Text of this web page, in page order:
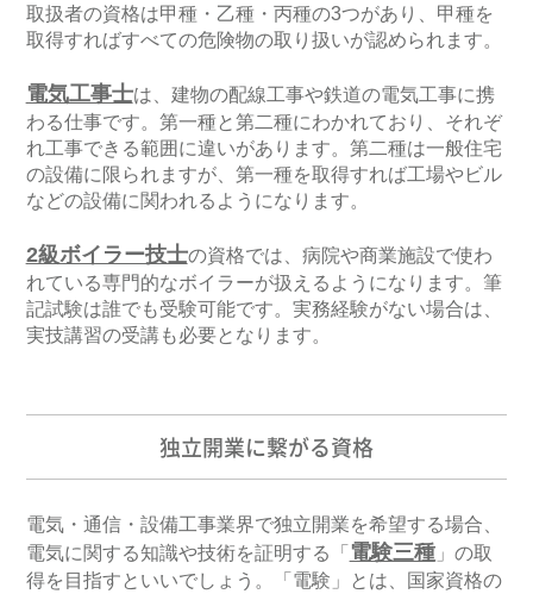
取扱者の資格は甲種・乙種・丙種の3つがあり、甲種を
取得すればすべての危険物の取り扱いが認められます。
電気工事士は、建物の配線工事や鉄道の電気工事に携
わる仕事です。第一種と第二種にわかれており、それぞ
れ工事できる範囲に違いがあります。第二種は一般住宅
の設備に限られますが、第一種を取得すれば工場やビル
などの設備に関われるようになります。
2級ボイラー技士の資格では、病院や商業施設で使わ
れている専門的なボイラーが扱えるようになります。筆
記試験は誰でも受験可能です。実務経験がない場合は、
実技講習の受講も必要となります。
独立開業に繋がる資格
電気・通信・設備工事業界で独立開業を希望する場合、
電気に関する知識や技術を証明する「 電験三種」の取
得を目指すといいでしょう。「電験」とは、国家資格の